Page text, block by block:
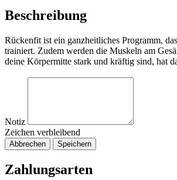
Beschreibung
Rückenfit ist ein ganzheitliches Programm,
trainiert. Zudem werden die Muskeln am
deine Körpermitte stark und kräftig sind, hat
Notiz
Zeichen verbleibend
Abbrechen Speichern
Zahlungsarten